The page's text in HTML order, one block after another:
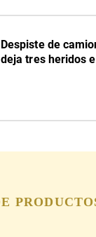
Despiste de
deja tres heridos